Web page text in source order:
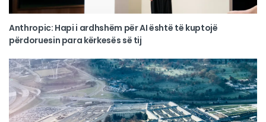
Anthropic: Hapi i ardhshëm për AI është të kuptojë
përdoruesin para kërkesës së tij